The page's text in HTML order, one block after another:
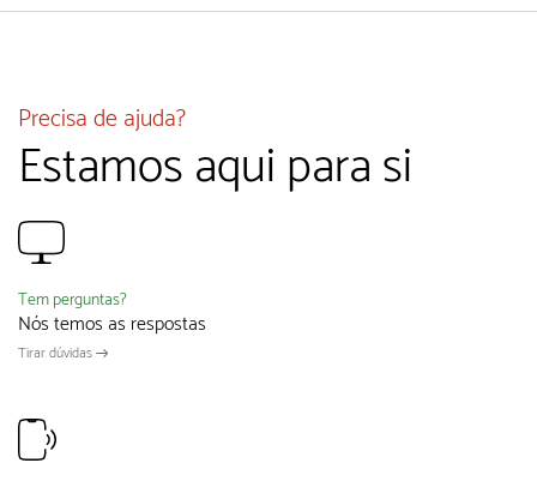
Precisa de ajuda?
Estamos aqui para si
Tem perguntas?
Nós temos as respostas
Tirar dúvidas